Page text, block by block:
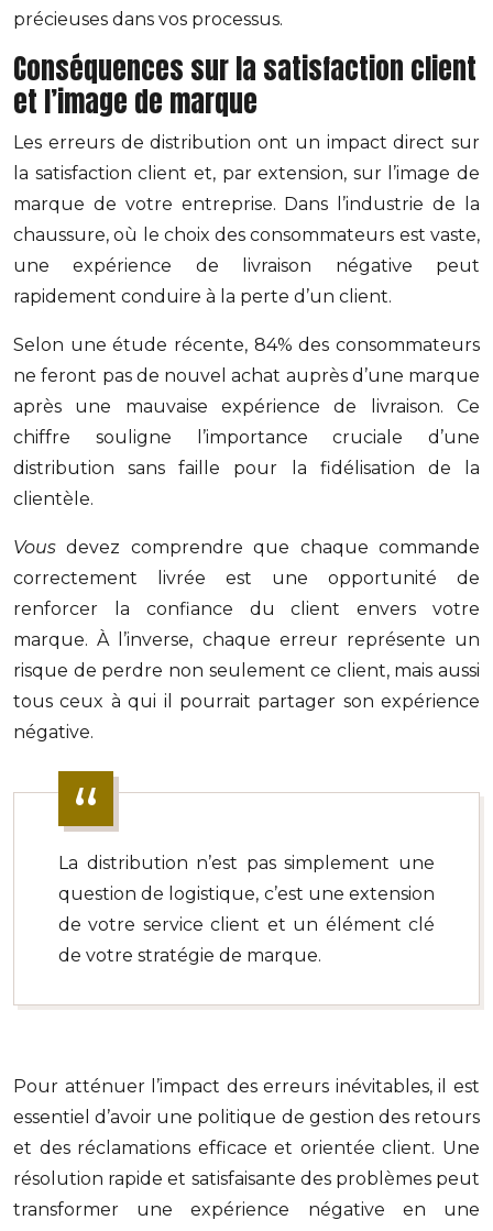
précieuses dans vos processus.
Conséquences sur la satisfaction client
et l’image de marque
Les erreurs de distribution ont un impact direct sur
la satisfaction client et, par extension, sur l’image de
marque de votre entreprise. Dans l’industrie de la
chaussure, où le choix des consommateurs est vaste,
une expérience de livraison négative peut
rapidement conduire à la perte d’un client.
Selon une étude récente, 84% des consommateurs
ne feront pas de nouvel achat auprès d’une marque
après une mauvaise expérience de livraison. Ce
chiffre souligne l’importance cruciale d’une
distribution sans faille pour la fidélisation de la
clientèle.
Vous devez comprendre que chaque commande
correctement livrée est une opportunité de
renforcer la confiance du client envers votre
marque. À l’inverse, chaque erreur représente un
risque de perdre non seulement ce client, mais aussi
tous ceux à qui il pourrait partager son expérience
négative.
La distribution n’est pas simplement une
question de logistique, c’est une extension
de votre service client et un élément clé
de votre stratégie de marque.
Pour atténuer l’impact des erreurs inévitables, il est
essentiel d’avoir une politique de gestion des retours
et des réclamations efficace et orientée client. Une
résolution rapide et satisfaisante des problèmes peut
transformer une expérience négative en une